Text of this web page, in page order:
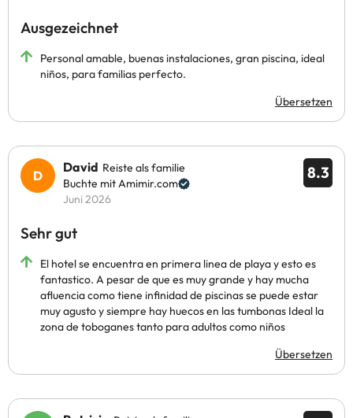
Ausgezeichnet
Personal amable, buenas instalaciones, gran piscina, ideal
niños, para familias perfecto.
Übersetzen
8.3
David Reiste als familie
Buchte mit Amimir.com
Juni 2026
Sehr gut
El hotel se encuentra en primera linea de playa y esto es
fantastico. A pesar de que es muy grande y hay mucha
afluencia como tiene infinidad de piscinas se puede estar
muy agusto y siempre hay huecos en las tumbonas Ideal la
zona de toboganes tanto para adultos como niños
Übersetzen